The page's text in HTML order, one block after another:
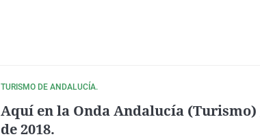
TURISMO DE ANDALUCÍA.
Aquí en la Onda Andalucía (Turismo)
de 2018.